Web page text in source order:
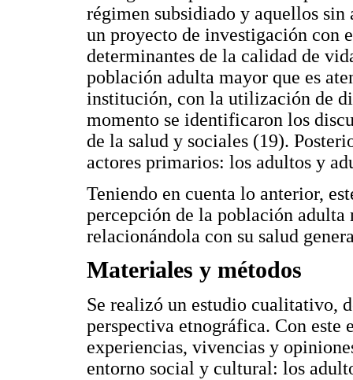
régimen subsidiado y aquellos
un proyecto de investigación con
determinantes de la calidad de
población adulta mayor que es
institución, con la utilización de
momento se identificaron los
de la salud y sociales (19).
actores primarios: los adultos y
Teniendo en cuenta lo anterior,
percepción de la población
relacionándola con su salud
Materiales y métodos
Se realizó un estudio cualitativo,
perspectiva etnográfica. Con este
experiencias, vivencias y
entorno social y cultural: los